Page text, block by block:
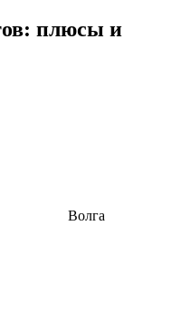
плюсы и
Волга